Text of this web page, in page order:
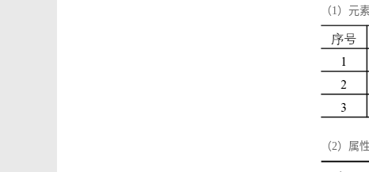
（1）元
（2）属